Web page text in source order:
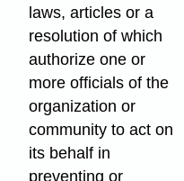
laws, articles or a
resolution of which
authorize one or
more officials of the
organization or
community to act on
its behalf in
preventing or